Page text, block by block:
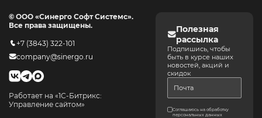
© ООО «Синерго Софт Системс».
Все права защищены.
+7 (3843) 322-101
company@sinergo.ru
Работает на «1С-Битрикс:
Управление сайтом»
Полезная
рассылка
Подпишись, чтобы
быть в курсе наших
новостей, акций и
скидок
Соглашаюсь на обработку
персональных данных